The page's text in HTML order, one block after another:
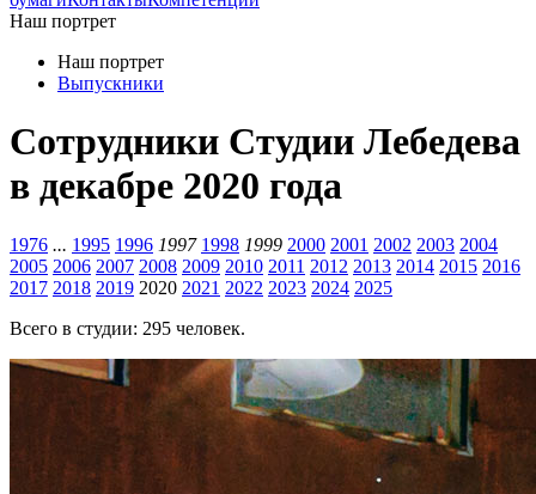
Наш портрет
Наш портрет
Выпускники
Сотрудники Студии Лебедева
в декабре 2020 года
1976 ... 1995 1996 1997 1998 1999 2000 2001 2002 2003 2004
2005 2006 2007 2008 2009 2010 2011 2012 2013 2014 2015 2016
2017 2018 2019 2020 2021 2022 2023 2024 2025
Всего в студии: 295 человек.